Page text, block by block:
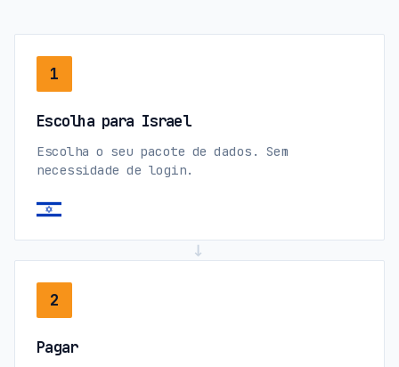
1
Escolha para Israel
Escolha o seu pacote de dados. Sem
necessidade de login.
→
2
Pagar